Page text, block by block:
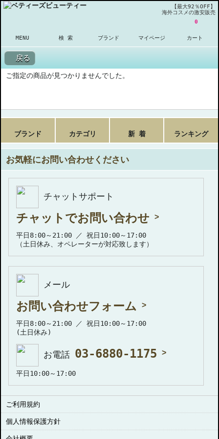
【最大92％OFF】
海外コスメの激安販売
MENU 検 索 ブランド マイページ
0
カート
戻る
ご指定の商品が見つかりませんでした。
ブランド カテゴリ 新 着 ランキング
お気軽にお問い合わせください
チャットサポート
チャットでお問い合わせ
平日8:00～21:00 ／ 祝日10:00～17:00
（土日休み、オペレーターが対応致します）
メール
お問い合わせフォーム
平日8:00～21:00 ／ 祝日10:00～17:00
(土日休み)
お電話 03-6880-1175
平日10:00～17:00
ご利用規約
個人情報保護方針